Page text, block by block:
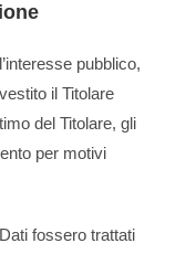
pubblico,
il Titolare
del Titolare, gli
per motivi
fossero trattati